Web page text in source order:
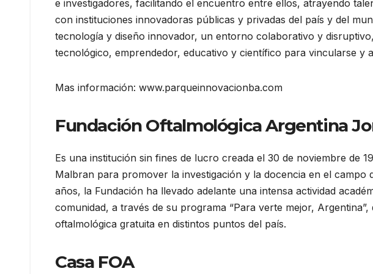
e investigadores, facilitando el encuentro entre ellos, atrayendo
con instituciones innovadoras públicas y privadas del país y del
tecnología y diseño innovador, un entorno colaborativo y
tecnológico, emprendedor, educativo y científico para vincularse y
Mas información: www.parqueinnovacionba.com
Fundación Oftalmológica Argentina
Es una institución sin fines de lucro creada el 30 de noviembre de
Malbran para promover la investigación y la docencia en el campo
años, la Fundación ha llevado adelante una intensa actividad
comunidad, a través de su programa “Para verte mejor,
oftalmológica gratuita en distintos puntos del país.
Casa FOA